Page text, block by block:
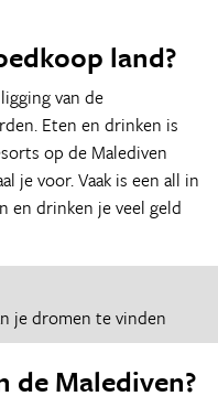
land?
van de
Eten en drinken is
op de Malediven
je voor. Vaak is een all in
en drinken je veel geld
je dromen te vinden
de Malediven?